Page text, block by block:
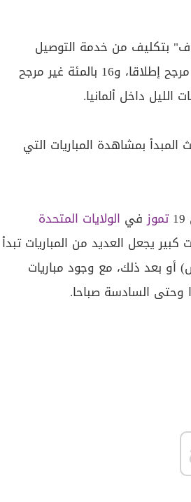
بتكليف من خدمة التوصيل
"فولت" أن 25 في المئة من المشاركين غير مرجح إطلاقا، و16 بالمئة غير مرجح
الليل داخل ألمانيا.
من حيث المبدأ بمشاهدة المباريات التي
تموزفي الولايات المتحدة
يجعل العديد من المباريات تبدأ
بتوقيت غرينتش) أو بعد ذلك، مع وجود مباريات
وحتى السادسة صباحا.